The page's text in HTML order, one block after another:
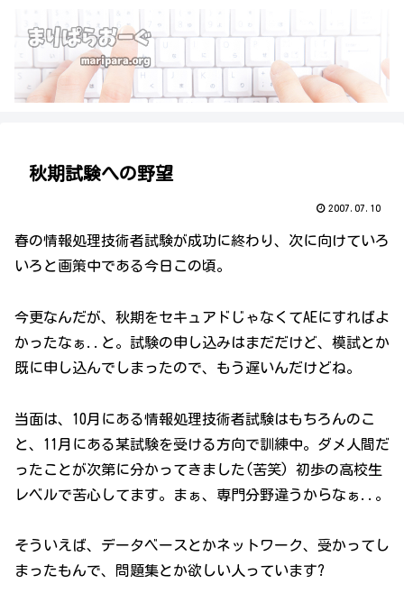
秋期試験への野望
2007.07.10
春の情報処理技術者試験が成功に終わり、次に向けていろ
いろと画策中である今日この頃。
今更なんだが、秋期をセキュアドじゃなくてAEにすればよ
かったなぁ..と。試験の申し込みはまだだけど、模試とか
既に申し込んでしまったので、もう遅いんだけどね。
当面は、10月にある情報処理技術者試験はもちろんのこ
と、11月にある某試験を受ける方向で訓練中。ダメ人間だ
ったことが次第に分かってきました(苦笑) 初歩の高校生
レベルで苦心してます。まぁ、専門分野違うからなぁ..。
そういえば、データベースとかネットワーク、受かってし
まったもんで、問題集とか欲しい人っています?